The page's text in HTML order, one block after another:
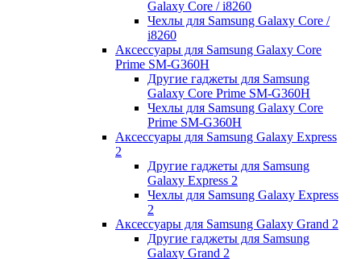
Galaxy Core / i8260
Чехлы для Samsung Galaxy Core /
i8260
Аксессуары для Samsung Galaxy Core
Prime SM-G360H
Другие гаджеты для Samsung
Galaxy Core Prime SM-G360H
Чехлы для Samsung Galaxy Core
Prime SM-G360H
Аксессуары для Samsung Galaxy Express
2
Другие гаджеты для Samsung
Galaxy Express 2
Чехлы для Samsung Galaxy Express
2
Аксессуары для Samsung Galaxy Grand 2
Другие гаджеты для Samsung
Galaxy Grand 2